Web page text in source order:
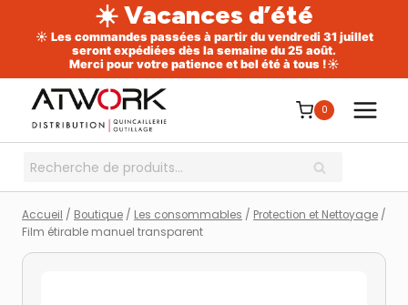
☀️ Vacances d’été
☀️ Les commandes passées à partir du vendredi 31 juillet
seront expédiées dès la semaine du 25 août.
Merci pour votre patience et bel été à tous !☀️
contenu
0
Recherche
RECHERCHE
Accueil / Boutique / Les consommables / Protection et Nettoyage /
Film étirable manuel transparent